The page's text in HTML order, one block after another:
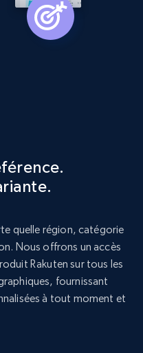
id, Title, Rating,
count item, Initial
using
id, Title, Rating,
count item, Initial
Commencer
URL
quelle région, catégorie
Nous offrons un accès
Rakuten sur tous les
fournissant
à tout moment et